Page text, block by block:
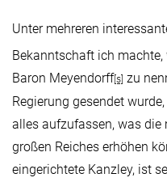
Unter mehreren
Bekanntschaft ich machte,
Baron Meyendorff [s] zu
Regierung gesendet
alles aufzufassen, was die
großen Reiches erhöhen
eingerichtete Kanzley, ist